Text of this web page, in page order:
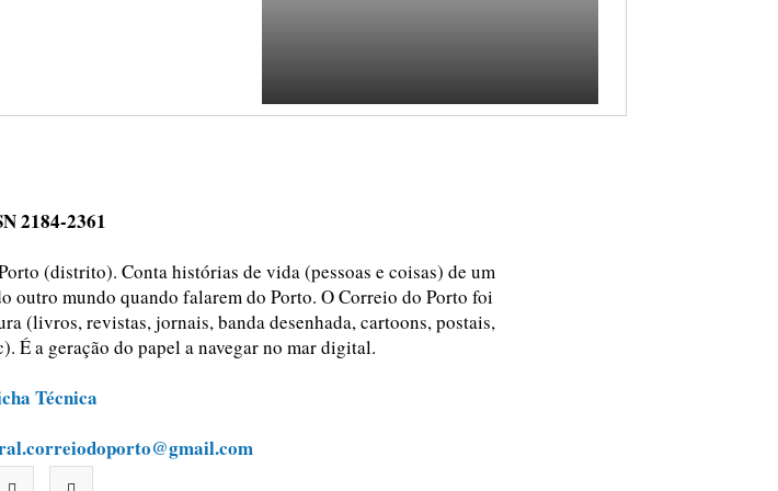
2184-2361
(distrito). Conta histórias de vida (pessoas e coisas) de um
mundo quando falarem do Porto. O Correio do Porto foi
(livros, revistas, jornais, banda desenhada, cartoons, postais,
É a geração do papel a navegar no mar digital.
Técnica